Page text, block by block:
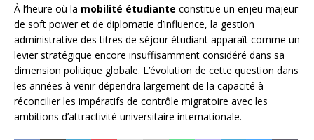
À l’heure où la mobilité étudiante constitue un enjeu majeur
de soft power et de diplomatie d’influence, la gestion
administrative des titres de séjour étudiant apparaît comme un
levier stratégique encore insuffisamment considéré dans sa
dimension politique globale. L’évolution de cette question dans
les années à venir dépendra largement de la capacité à
réconcilier les impératifs de contrôle migratoire avec les
ambitions d’attractivité universitaire internationale.